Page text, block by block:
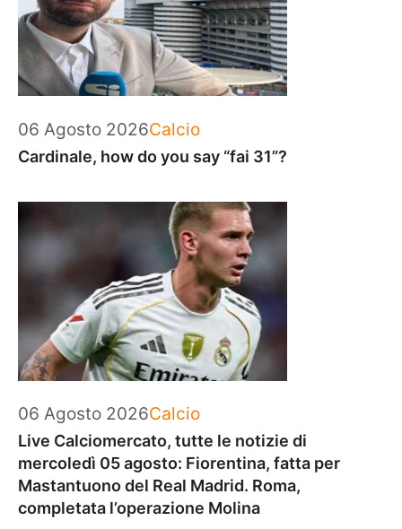
06 Agosto 2026Categorie
Calcio
Cardinale, how do you say “fai 31”?
06 Agosto 2026Categorie
Calcio
Live Calciomercato, tutte le notizie di
mercoledì 05 agosto: Fiorentina, fatta per
Mastantuono del Real Madrid. Roma,
completata l’operazione Molina